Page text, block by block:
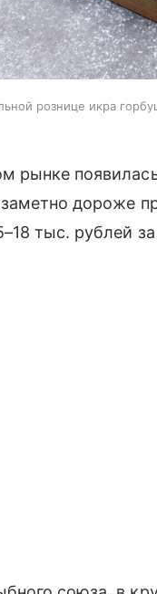
рознице икра
рынке
заметно дороже
тыс. рублей